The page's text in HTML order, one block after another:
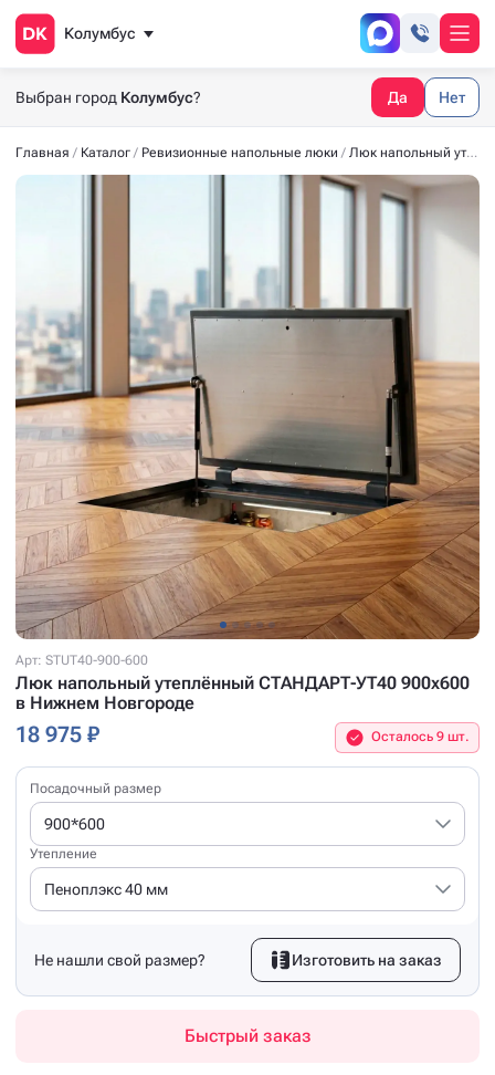
Колумбус
Выбран город Колумбус? Да Нет
Главная Каталог Ревизионные напольные люки Люк напольный утеплённый СТАНДАРТ-УТ40 900x600
Арт: STUT40-900-600
Люк напольный утеплённый СТАНДАРТ-УТ40 900x600
в Нижнем Новгороде
18 975 ₽ Осталось 9 шт.
Посадочный размер
900*600
Утепление
Пеноплэкс 40 мм
Не нашли свой размер? Изготовить на заказ
Быстрый заказ